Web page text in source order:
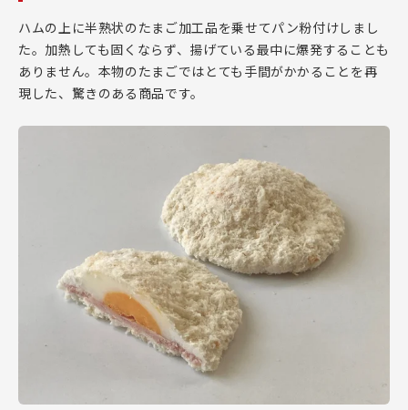
ハムの上に半熟状のたまご加工品を乗せてパン粉付けしまし
た。加熱しても固くならず、揚げている最中に爆発することも
ありません。本物のたまごではとても手間がかかることを再
現した、驚きのある商品です。